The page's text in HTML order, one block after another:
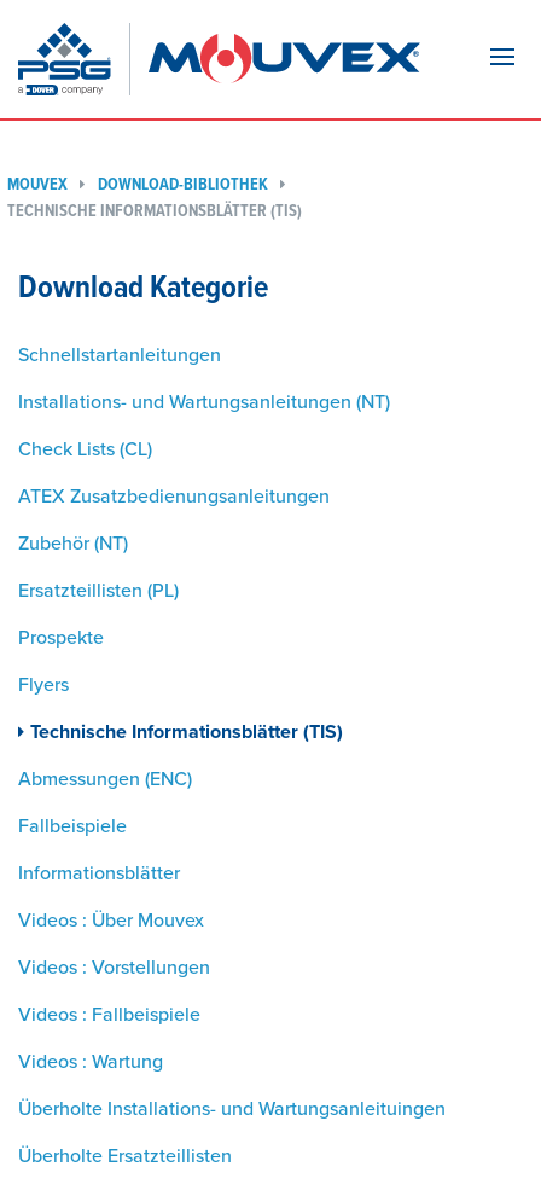
MOUVEX
DOWNLOAD-BIBLIOTHEK
TECHNISCHE INFORMATIONSBLÄTTER (TIS)
Download Kategorie
Schnellstartanleitungen
Installations- und Wartungsanleitungen (NT)
Check Lists (CL)
ATEX Zusatzbedienungsanleitungen
Zubehör (NT)
Ersatzteillisten (PL)
Prospekte
Flyers
Technische Informationsblätter (TIS)
Abmessungen (ENC)
Fallbeispiele
Informationsblätter
Videos : Über Mouvex
Videos : Vorstellungen
Videos : Fallbeispiele
Videos : Wartung
Überholte Installations- und Wartungsanleituingen
Überholte Ersatzteillisten